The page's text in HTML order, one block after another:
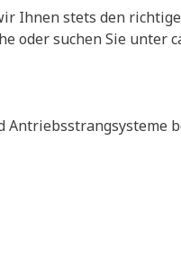
Ihnen stets den
oder suchen Sie unter